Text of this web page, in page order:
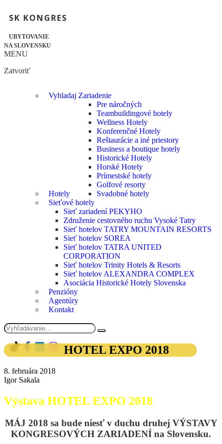
SK KONGRES
UBYTOVANIE
NA SLOVENSKU
MENU
Zatvoriť
Vyhladaj Zariadenie
Hotely
Pre náročných
Teambuildingové hotely
Wellness Hotely
Konferenčné Hotely
Reštaurácie a iné priestory
Business a boutique hotely
Historické Hotely
Horské Hotely
Prímestské hotely
Golfové resorty
Svadobné hotely
Sieťové hotely
Sieť zariadení PEKYHO
Združenie cestovného ruchu Vysoké Tatry
Sieť hotelov TATRY MOUNTAIN RESORTS
Sieť hotelov SOREA
Sieť hotelov TATRA UNITED
CORPORATION
Sieť hotelov Trinity Hotels & Resorts
Sieť hotelov ALEXANDRA COMPLEX
Asociácia Historické Hotely Slovenska
Penzióny
Agentúry
Kontakt
HOTEL EXPO 2018
8. februára 2018
Igor Sakala
Výstava HOTEL EXPO 2018
MÁJ 2018 sa bude niesťv duchu druhej VÝSTAVY
KONGRESOVÝCH ZARIADENÍ na Slovensku.